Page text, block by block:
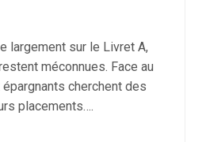
largement sur le Livret A,
méconnues. Face au
cherchent des
placements….